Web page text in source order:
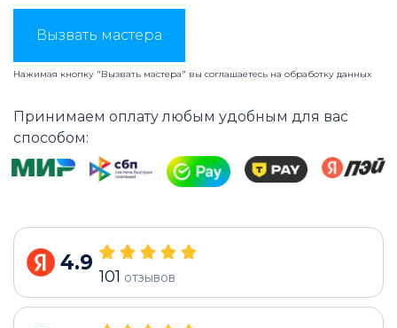
Вызвать мастера
Нажимая кнопку "Вызвать мастера" вы соглашаетесь на обработку данных
Принимаем оплату любым удобным для вас
способом:
4.9
101 отзывов